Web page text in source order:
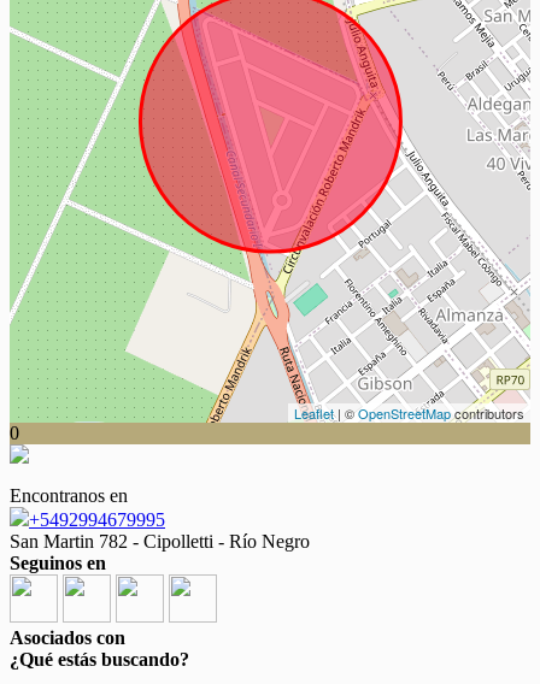
Leaflet| ©OpenStreetMapcontributors
0
Encontranos en
+5492994679995
San Martin 782 - Cipolletti - Río Negro
Seguinos en
Asociados con
¿Qué estás buscando?